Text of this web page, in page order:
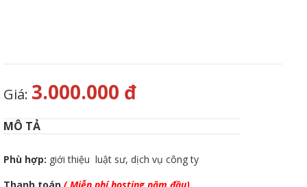
Giá: 3.000.000 đ
MÔ TẢ
Phù hợp: giới thiệu luật sư, dịch vụ công ty